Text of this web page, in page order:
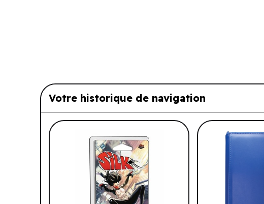
Votre historique de navigation
Liste de produits suggérés: Votre